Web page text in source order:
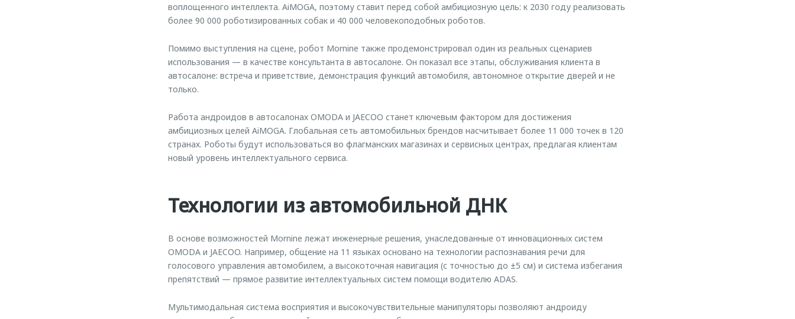
воплощенного интеллекта. AiMOGA, поэтому ставит перед собой амбициозную цель: к 2030 году реализовать
более 90 000 роботизированных собак и 40 000 человекоподобных роботов.
Помимо выступления на сцене, робот Mornine также продемонстрировал один из реальных сценариев
использования — в качестве консультанта в автосалоне. Он показал все этапы, обслуживания клиента в
автосалоне: встреча и приветствие, демонстрация функций автомобиля, автономное открытие дверей и не
только.
Работа андроидов в автосалонах OMODA и JAECOO станет ключевым фактором для достижения
амбициозных целей AiMOGA. Глобальная сеть автомобильных брендов насчитывает более 11 000 точек в 120
странах. Роботы будут использоваться во флагманских магазинах и сервисных центрах, предлагая клиентам
новый уровень интеллектуального сервиса.
Технологии из автомобильной ДНК
В основе возможностей Mornine лежат инженерные решения, унаследованные от инновационных систем
OMODA и JAECOO. Например, общение на 11 языках основано на технологии распознавания речи для
голосового управления автомобилем, а высокоточная навигация (с точностью до ±5 см) и система избегания
препятствий — прямое развитие интеллектуальных систем помощи водителю ADAS.
Мультимодальная система восприятия и высокочувствительные манипуляторы позволяют андроиду